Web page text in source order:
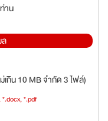
าน
เกิน 10 MB จำกัด 3 ไฟล์)
*.pdf